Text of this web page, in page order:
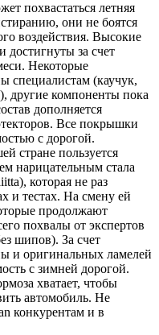
похвастаться летняя
они не боятся
воздействия. Высокие
достигнуты за счет
Некоторые
специалистам (каучук,
другие компоненты пока
дополняется
Все покрышки
с дорогой.
стране пользуется
нарицательным стала
которая не раз
и тестах. На смену ей
продолжают
похвалы от экспертов
шипов). За счет
и оригинальных ламелей
с зимней дорогой.
хватает, чтобы
автомобиль. Не
конкурентам и в